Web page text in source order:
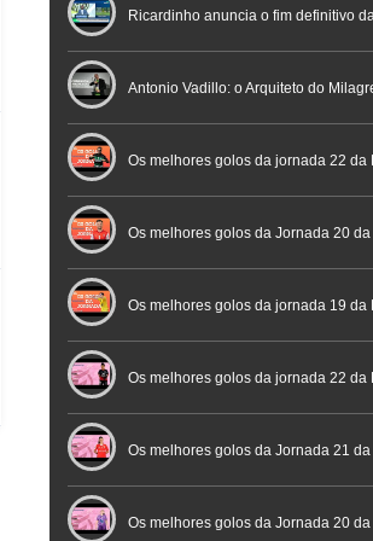
Nacional de Arbitragem
Ricardinho anuncia o fim definitivo
profissional em conferência histórica
Futebol
Antonio Vadillo: o Arquiteto do
Futsal | Documentário
Os melhores golos da jornada 22 da
Os melhores golos da Jornada 20
Futsal
Os melhores golos da jornada 19 da
Os melhores golos da jornada 22 da
Placard
Os melhores golos da Jornada 21
Feminina Placard
Os melhores golos da Jornada 20